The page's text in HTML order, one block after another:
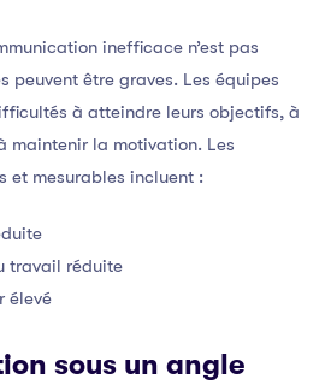
inefficace n’est pas
peuvent être graves. Les équipes
à atteindre leurs objectifs, à
maintenir la motivation. Les
et mesurables incluent :
travail réduite
élevé
sous un angle